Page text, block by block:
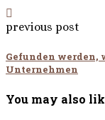
previous post
Gefunden werden,
Unternehmen
You may also